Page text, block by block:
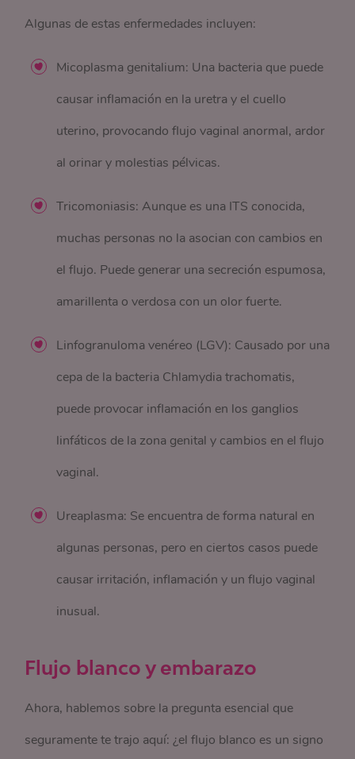
Algunas de estas enfermedades incluyen:
Micoplasma genitalium: Una bacteria que puede
causar inflamación en la uretra y el cuello
uterino, provocando flujo vaginal anormal, ardor
al orinar y molestias pélvicas.
Tricomoniasis: Aunque es una ITS conocida,
muchas personas no la asocian con cambios en
el flujo. Puede generar una secreción espumosa,
amarillenta o verdosa con un olor fuerte.
Linfogranuloma venéreo (LGV): Causado por una
cepa de la bacteria Chlamydia trachomatis,
puede provocar inflamación en los ganglios
linfáticos de la zona genital y cambios en el flujo
vaginal.
Ureaplasma: Se encuentra de forma natural en
algunas personas, pero en ciertos casos puede
causar irritación, inflamación y un flujo vaginal
inusual.
Flujo blanco y embarazo
Ahora, hablemos sobre la pregunta esencial que
seguramente te trajo aquí: ¿el flujo blanco es un signo